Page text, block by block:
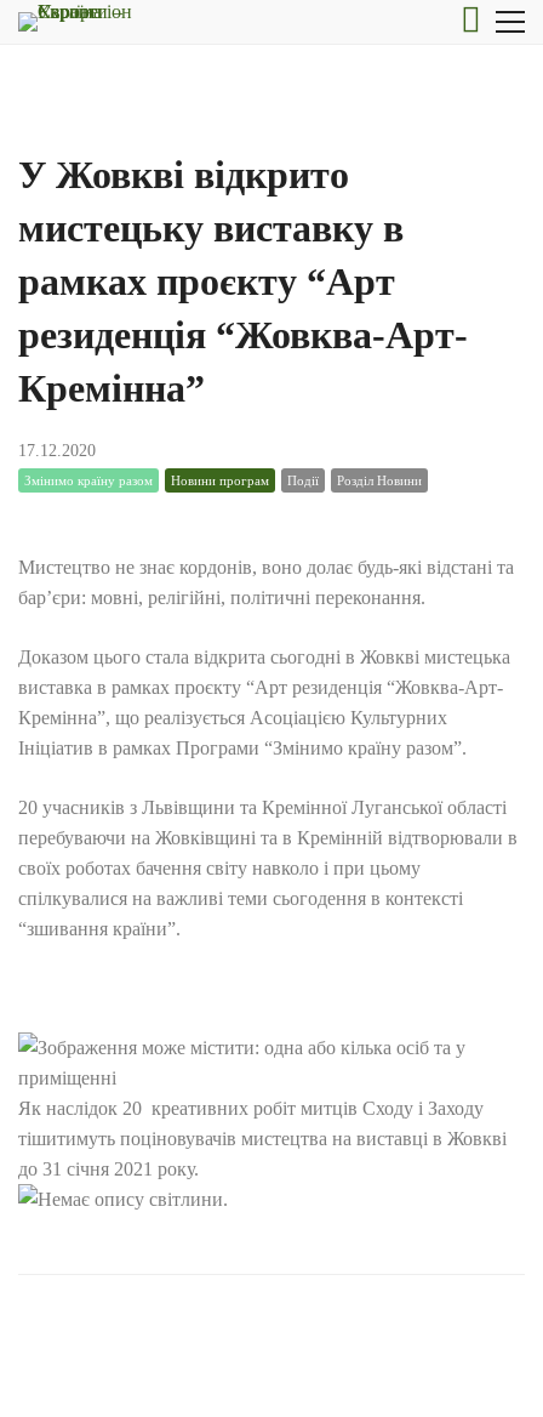
У Жовкві відкрито
мистецьку виставку в
рамках проєкту “Арт
резиденція “Жовква-Арт-
Кремінна”
17.12.2020
Змінимо країну разом Новини програм Події Розділ Новини
Мистецтво не знає кордонів, воно долає будь-які відстані та
бар’єри: мовні, релігійні, політичні переконання.
Доказом цього стала відкрита сьогодні в Жовкві мистецька
виставка в рамках проєкту “Арт резиденція “Жовква-Арт-
Кремінна”, що реалізується Асоціацією Культурних
Ініціатив в рамках Програми “Змінимо країну разом”.
20 учасників з Львівщини та Кремінної Луганської області
перебуваючи на Жовківщині та в Кремінній відтворювали в
своїх роботах бачення світу навколо і при цьому
спілкувалися на важливі теми сьогодення в контексті
“зшивання країни”.
Як наслідок 20 креативних робіт митців Сходу і Заходу
тішитимуть поціновувачів мистецтва на виставці в Жовкві
до 31 січня 2021 року.